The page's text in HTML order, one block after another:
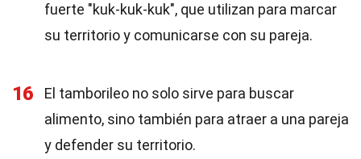
fuerte "kuk-kuk-kuk", que utilizan para marcar
su territorio y comunicarse con su pareja.
16
El tamborileo no solo sirve para buscar
alimento, sino también para atraer a una pareja
y defender su territorio.